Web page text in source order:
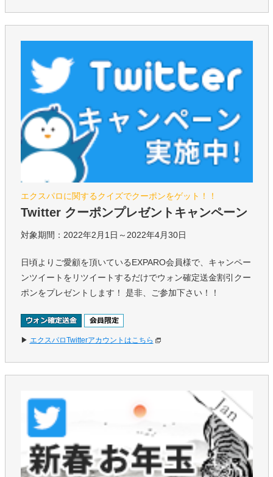
エクスパロに関するクイズでクーポンをゲット！！
Twitter クーポンプレゼントキャンペーン
対象期間：2022年2月1日～2022年4月30日
日頃よりご愛顧を頂いているEXPARO会員様で、キャンペー
ンツイートをリツイートするだけでウォン確定送金割引クー
ポンをプレゼントします！ 是非、ご参加下さい！！
▶ エクスパロTwitterアカウントはこちら